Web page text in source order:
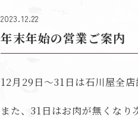
2023.12.22
年末年始の営業ご案内
12月29日～31日は石川屋全
また、31日はお肉が無くなり